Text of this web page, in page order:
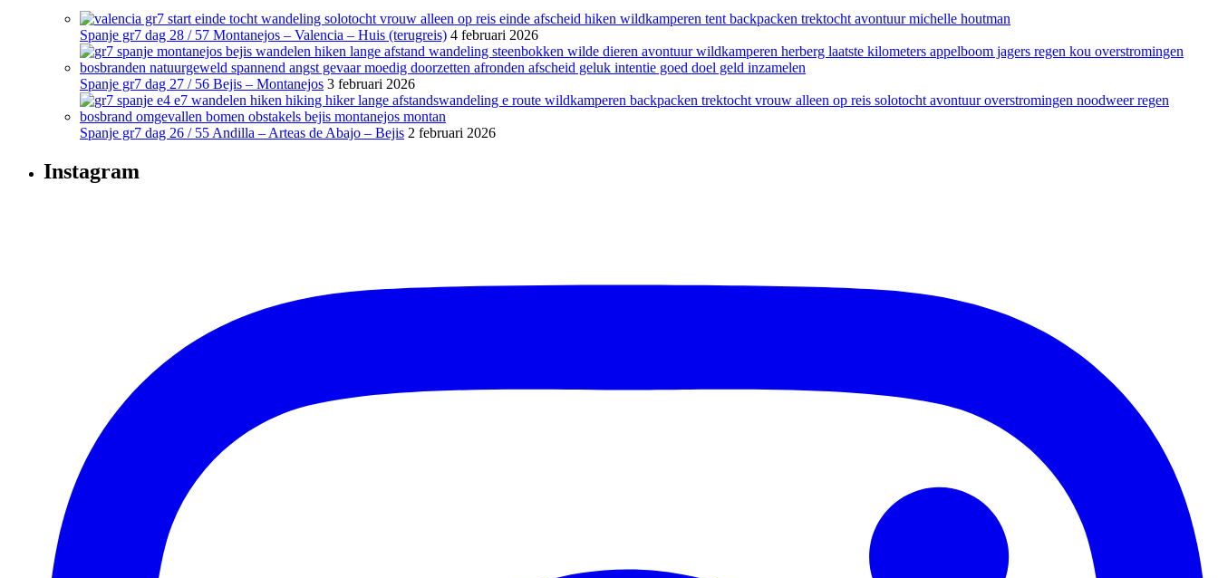
Spanje gr7 dag 28 / 57 Montanejos – Valencia – Huis (terugreis) 4 februari 2026
Spanje gr7 dag 27 / 56 Bejis – Montanejos 3 februari 2026
Spanje gr7 dag 26 / 55 Andilla – Arteas de Abajo – Bejis 2 februari 2026
Instagram